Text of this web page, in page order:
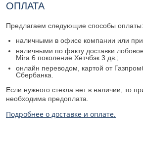
ОПЛАТА
Предлагаем следующие способы оплаты:
наличными в офисе компании или
наличными по факту доставки
Mira 6 поколение Хетчбэк 3 дв.;
онлайн переводом, картой от
Сбербанка.
Если нужного стекла нет в наличии, то
необходима предоплата.
Подробнее о доставке и оплате.